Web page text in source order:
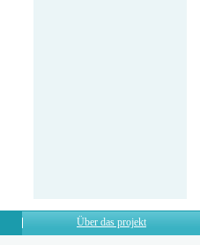
Über das projekt